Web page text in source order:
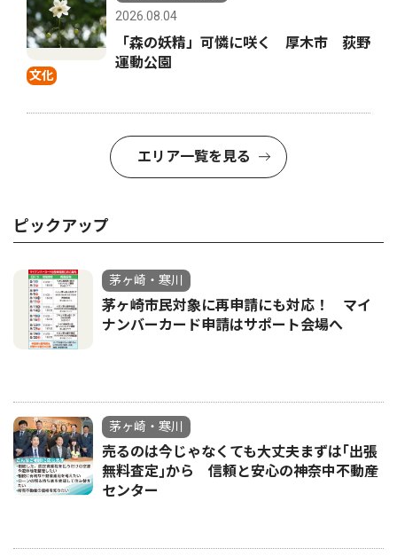
文化
2026.08.04
「森の妖精」可憐に咲く 厚木市 荻野
運動公園
エリア一覧を見る
ピックアップ
茅ヶ崎・寒川
茅ヶ崎市民対象に再申請にも対応！ マイ
ナンバーカード申請はサポート会場へ
茅ヶ崎・寒川
売るのは今じゃなくても大丈夫まずは｢出張
無料査定｣から 信頼と安心の神奈中不動産
センター